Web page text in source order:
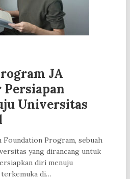
JA
Persiapan
Universitas
Foundation Program, sebuah
yang dirancang untuk
diri menuju
di…